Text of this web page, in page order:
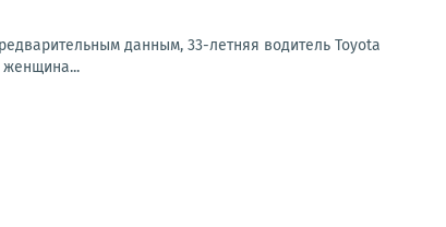
данным, 33-летняя водитель Toyota
женщина...